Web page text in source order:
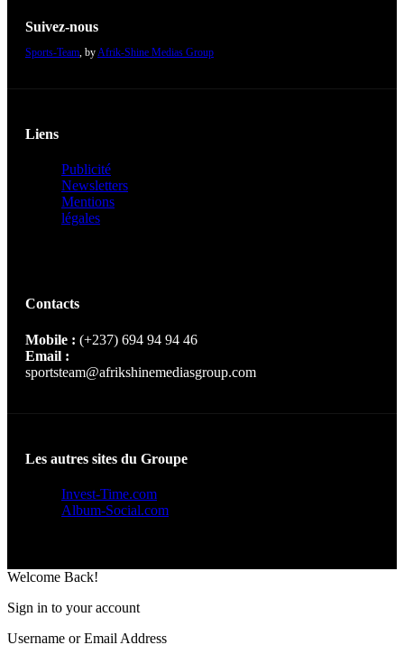
Suivez-nous
Sports-Team , by Afrik-Shine Medias Group
Liens
Publicité
Newsletters
Mentions
légales
Contacts
Mobile : (+237) 694 94 94 46
Email :
sportsteam@afrikshinemediasgroup.com
Les autres sites du Groupe
Invest-Time.com
Album-Social.com
Welcome Back!
Sign in to your account
Username or Email Address